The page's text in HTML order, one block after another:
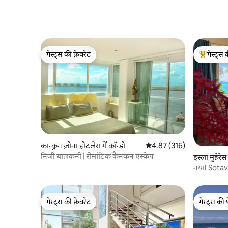
गेस्ट्स की फ़ेवरेट
गेस्ट्स की फ़ेवरेट
कान्कुन ज़ोना होटलेरा में कॉन्डो औसत रेटिंग 5 में से 4.87, 316
4.87 (316)
निजी बालकनी | रोमांटिक कैनकन एस्केप
गेस्ट्स का
गेस्ट्स
इस्ला मुहेरेस
नया!
गेस्ट्स की फ़ेवरेट
गेस्ट्स की फ़ेवरेट
गेस्ट्स की
गेस्ट्स की